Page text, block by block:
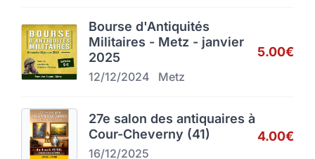
Bourse d'Antiquités
Militaires - Metz - janvier
2025
12/12/2024 Metz
5.00€
27e salon des antiquaires à
Cour-Cheverny (41)
16/12/2025
4.00€